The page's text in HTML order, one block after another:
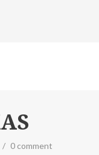
/ 0 comment